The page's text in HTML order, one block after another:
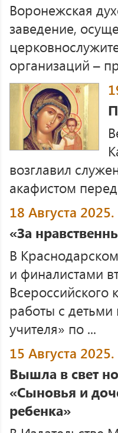
Воронежская
заведение,
организаций –
возглавил
акафистом
18 Августа 2025.
«За
В
и финалистами
Всероссийского
работы с
учителя» по ...
15 Августа 2025.
Вышла в свет
«Сыновья и
ребенка»